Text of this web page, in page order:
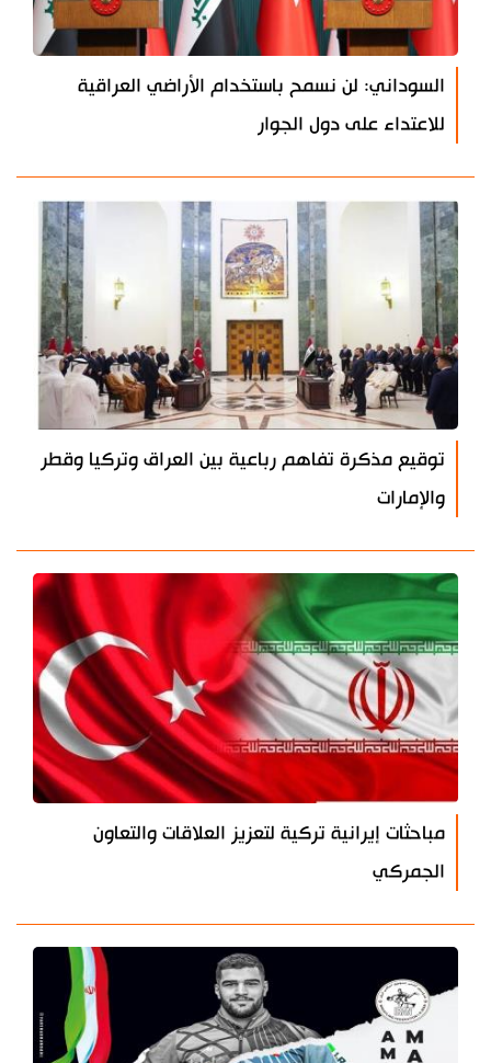
السوداني: لن نسمح باستخدام الأراضي العراقية
للاعتداء على دول الجوار
توقيع مذكرة تفاهم رباعية بين العراق وتركيا وقطر
والإمارات
مباحثات إيرانية تركية لتعزيز العلاقات والتعاون
الجمركي